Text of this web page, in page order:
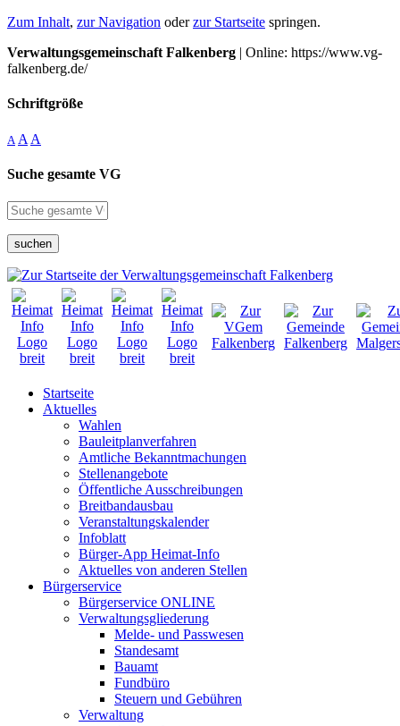
Zum Inhalt, zur Navigation oderzur Startseite springen.
Verwaltungsgemeinschaft Falkenberg | Online: https://www.vg-
falkenberg.de/
Schriftgröße
A A A
Suche gesamte VG
suchen
Startseite
Aktuelles
Wahlen
Bauleitplanverfahren
Amtliche Bekanntmachungen
Stellenangebote
Öffentliche Ausschreibungen
Breitbandausbau
Veranstaltungskalender
Infoblatt
Bürger-App Heimat-Info
Aktuelles von anderen Stellen
Bürgerservice
Bürgerservice ONLINE
Verwaltungsgliederung
Melde- und Passwesen
Standesamt
Bauamt
Fundbüro
Steuern und Gebühren
Verwaltung